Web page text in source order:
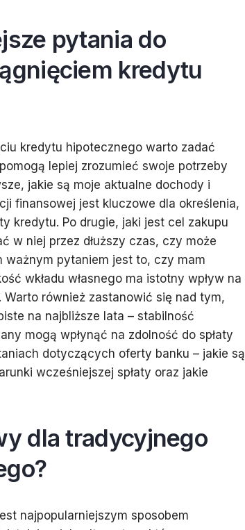
pytania do
kredytu
kredytu hipotecznego warto zadać
lepiej zrozumieć swoje potrzeby
jakie są moje aktualne dochody i
finansowej jest kluczowe dla określenia,
kredytu. Po drugie, jaki jest cel zakupu
w niej przez dłuższy czas, czy może
ważnym pytaniem jest to, czy mam
wkładu własnego ma istotny wpływ na
również zastanowić się nad tym,
na najbliższe lata – stabilność
mogą wpłynąć na zdolność do spłaty
dotyczących oferty banku – jakie są
wcześniejszej spłaty oraz jakie
dla tradycyjnego
najpopularniejszym sposobem